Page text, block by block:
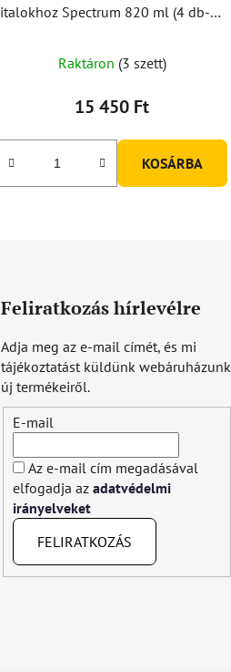
italokhoz Spectrum 820 ml (4 db-os
Raktáron (3 szett)
15 450 Ft
KOSÁRBA
Feliratkozás hírlevélre
Adja meg az e-mail címét, és mi
tájékoztatást küldünk webáruházunk
új termékeiről.
E-mail
Az e-mail cím megadásával
elfogadja az adatvédelmi
irányelveket
FELIRATKOZÁS